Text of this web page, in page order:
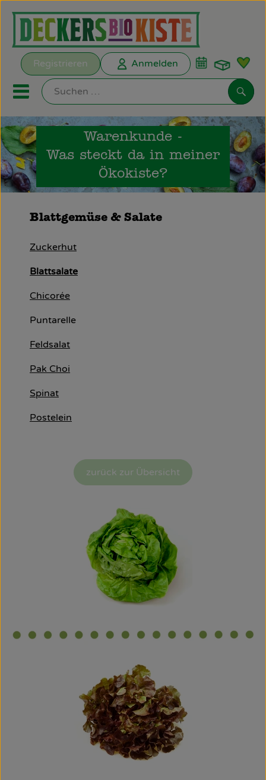
Registrieren Anmelden
Mobiles Menu öffnen oder
Biokisten
Kochkisten
EMPFEHLUNGEN
Biokisten
Obst & Gemüse
Käsetheke
Rezepte
Warenkunde -
Was steckt da in meiner
Ökokiste?
Blattgemüse & Salate
Zuckerhut
Blattsalate
Chicorée
Puntarelle
Feldsalat
Pak Choi
Spinat
Postelein
zurück zur Übersicht